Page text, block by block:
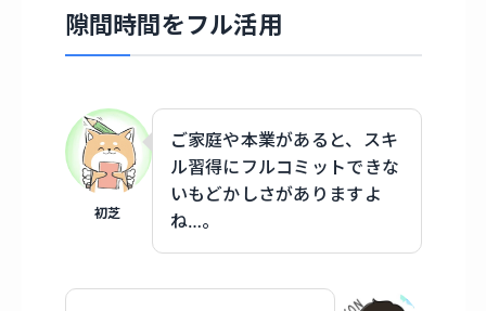
隙間時間をフル活用
初芝
ご家庭や本業があると、スキ
ル習得にフルコミットできな
いもどかしさがありますよ
ね…。